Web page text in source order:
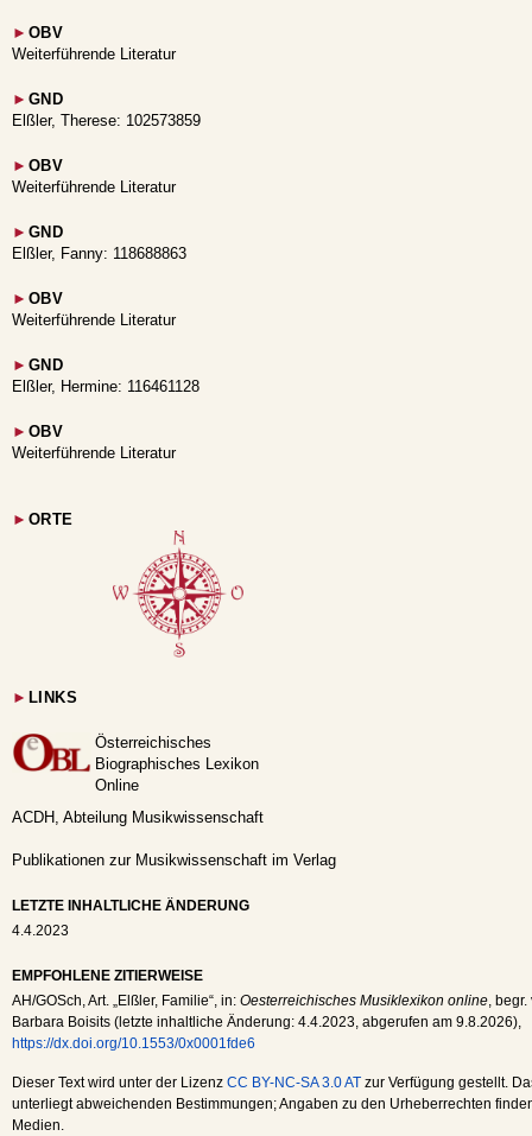
► OBV
Weiterführende Literatur
► GND
Elßler, Therese: 102573859
► OBV
Weiterführende Literatur
► GND
Elßler, Fanny: 118688863
► OBV
Weiterführende Literatur
► GND
Elßler, Hermine: 116461128
► OBV
Weiterführende Literatur
► ORTE
► LINKS
Österreichisches
Biographisches Lexikon
Online
ACDH, Abteilung Musikwissenschaft
Publikationen zur Musikwissenschaft im Verlag
LETZTE INHALTLICHE ÄNDERUNG
4.4.2023
EMPFOHLENE ZITIERWEISE
AH/GOSch, Art. „Elßler, Familie“, in: Oesterreichisches Musiklexikon online,
Barbara Boisits (letzte inhaltliche Änderung: 4.4.2023, abgerufen am 9.8.2026),
https://dx.doi.org/10.1553/0x0001fde6
Dieser Text wird unter der Lizenz CC BY-NC-SA 3.0 AT zur Verfügung gestellt.
unterliegt abweichenden Bestimmungen; Angaben zu den Urheberrechten
Medien.